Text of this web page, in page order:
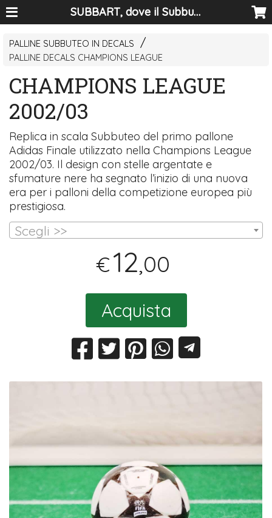
SUBBART, dove il Subbuteo diventa arte
PALLINE SUBBUTEO IN DECALS
PALLINE DECALS CHAMPIONS LEAGUE
CHAMPIONS LEAGUE
2002/03
Replica in scala Subbuteo del primo pallone
Adidas Finale utilizzato nella Champions League
2002/03. Il design con stelle argentate e
sfumature nere ha segnato l’inizio di una nuova
era per i palloni della competizione europea più
prestigiosa.
Scegli >>
€12,00
Acquista